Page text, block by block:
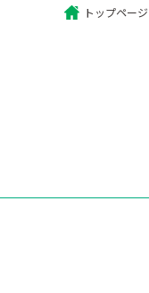
トップページ